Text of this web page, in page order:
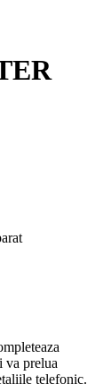
va prelua
telefonic.